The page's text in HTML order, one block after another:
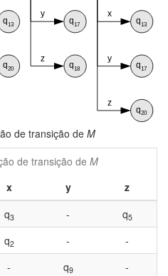
de transição de M
de transição de M
x y
z
q3 - q5
q2 -
-
- q9
-